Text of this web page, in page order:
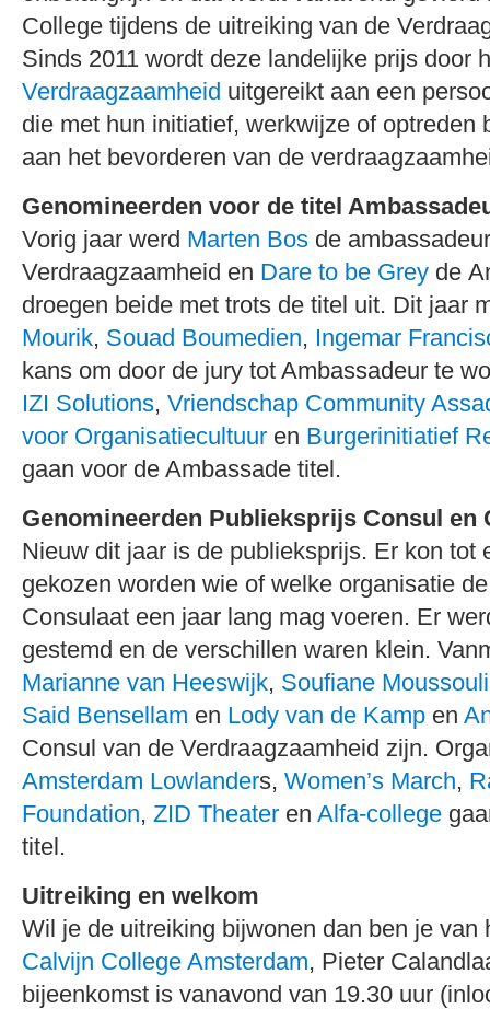
College tijdens de uitreiking van de
Sinds 2011 wordt deze landelijke prijs door
Verdraagzaamheid uitgereikt aan een
die met hun initiatief, werkwijze of optreden
aan het bevorderen van de
Genomineerden voor de titel
Vorig jaar werd Marten Bos de
Verdraagzaamheid en Dare to be Grey de
droegen beide met trots de titel uit. Dit jaar
Mourik, Souad Boumedien, Ingemar
kans om door de jury tot Ambassadeur te
IZI Solutions, Vriendschap Community
voor Organisatiecultuur en Burgerinitiatief
gaan voor de Ambassade titel.
Genomineerden Publieksprijs Consul en
Nieuw dit jaar is de publieksprijs. Er kon tot
gekozen worden wie of welke organisatie
Consulaat een jaar lang mag voeren. Er
gestemd en de verschillen waren klein.
Marianne van Heeswijk, Soufiane Moussouli
Said Bensellam en Lody van de Kamp en
Consul van de Verdraagzaamheid zijn.
Amsterdam Lowlanders, Women’s March,
Foundation, ZID Theater en Alfa-college
titel.
Uitreiking en welkom
Wil je de uitreiking bijwonen dan ben je van
Calvijn College Amsterdam, Pieter
bijeenkomst is vanavond van 19.30 uur